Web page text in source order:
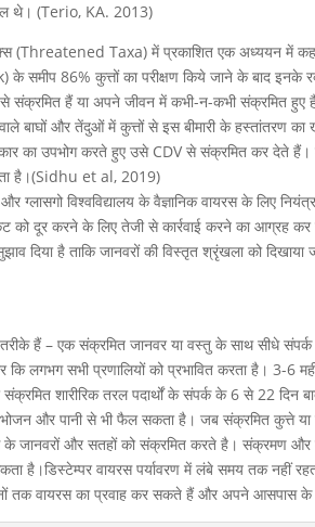
थे। (Terio, KA. 2013)
(Threatened Taxa) में प्रकाशित एक अध्ययन में
86% कुत्तों का परीक्षण किये जाने के बाद इनके
से संक्रमित हैं या अपने जीवन में कभी-न-कभी संक्रमित हुए
बाघों और तेंदुओं में कुत्तों से इस बीमारी के हस्तांतरण
का उपभोग करते हुए उसे CDV से संक्रमित कर देते
है।(Sidhu et al, 2019)
ग्लासगो विश्वविद्यालय के वैज्ञानिक वायरस के लिए
को दूर करने के लिए तेजी से कार्रवाई करने का आग्रह
दिया है ताकि जानवरों की विस्तृत श्रृंखला को
हैं – एक संक्रमित जानवर या वस्तु के साथ सीधे संपर्क
कि लगभग सभी प्रणालियों को प्रभावित करता है। 3-6
संक्रमित शारीरिक तरल पदार्थों के संपर्क के 6 से 22
और पानी से भी फैल सकता है। जब संक्रमित कुत्ते
जानवरों और सतहों को संक्रमित करते है। संक्रमण और
वायरस पर्यावरण में लंबे समय तक नहीं
तक वायरस का प्रवाह कर सकते हैं और अपने आसपास के